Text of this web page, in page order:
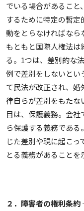
でいる場合があるこ
するために特定の暫
動をとらなければなら
もともと国際人権法
る。1つは、差別的な
例で差別をしないとい
て民法が改正され、
律自らが差別をもたな
目は、保護義務。会
ら保護する義務であ
じた差別や現に起こ
とる義務があることを
２．障害者の権利条